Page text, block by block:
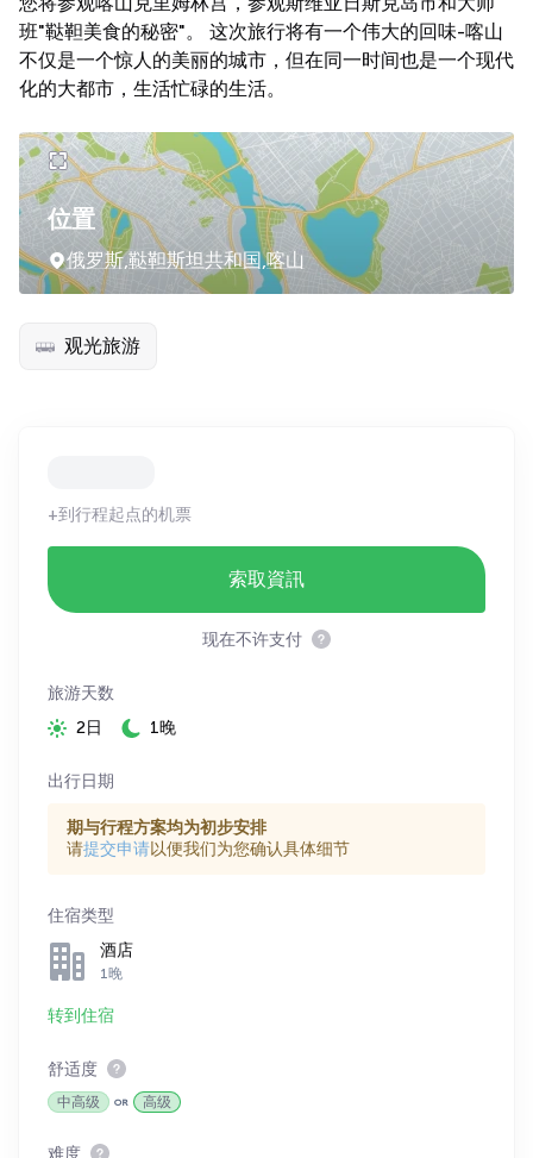
班"鞑靼美食的秘密"。 这次旅行将有一个伟大的回味-喀山
不仅是一个惊人的美丽的城市，但在同一时间也是一个现代
化的大都市，生活忙碌的生活。
位置
俄罗斯,鞑靼斯坦共和国,喀山
观光旅游
+到行程起点的机票
索取資訊
现在不许支付
旅游天数
2日
1晚
出行日期
期与行程方案均为初步安排
请提交申请以便我们为您确认具体细节
住宿类型
酒店
1晚
转到住宿
舒适度
中高级 高级
难度